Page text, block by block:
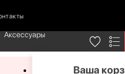
Аксессуары
Ваша